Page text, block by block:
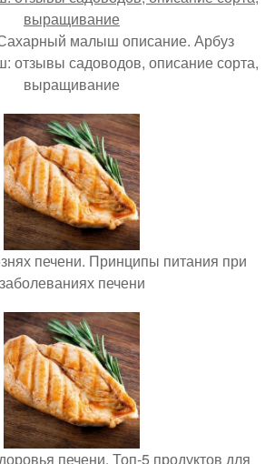
малыш описание. Арбуз
садоводов, описание сорта,
выращивание
печени. Принципы питания при
заболеваниях печени
печени. Топ-5 продуктов для